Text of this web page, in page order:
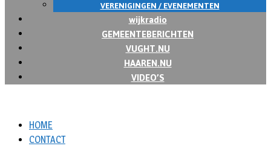
VERENIGINGEN / EVENEMENTEN
wijkradio
GEMEENTEBERICHTEN
VUGHT.NU
HAAREN.NU
VIDEO’S
HOME
CONTACT